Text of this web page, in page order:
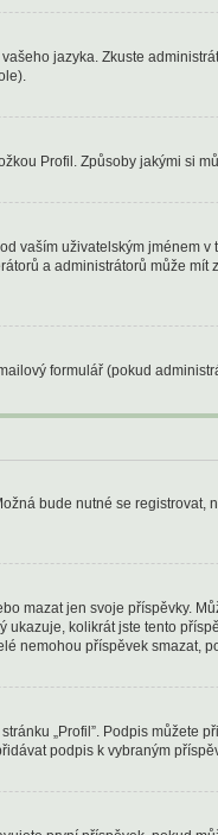
jazyka. Zkuste
Profil. Způsoby jakými si
vaším uživatelským
a administrátorů může
formulář (pokud
bude nutné se
mazat jen svoje příspěvky.
kolikrát jste tento
nemohou příspěvek smazat,
„Profil”. Podpis
podpis k vybraným